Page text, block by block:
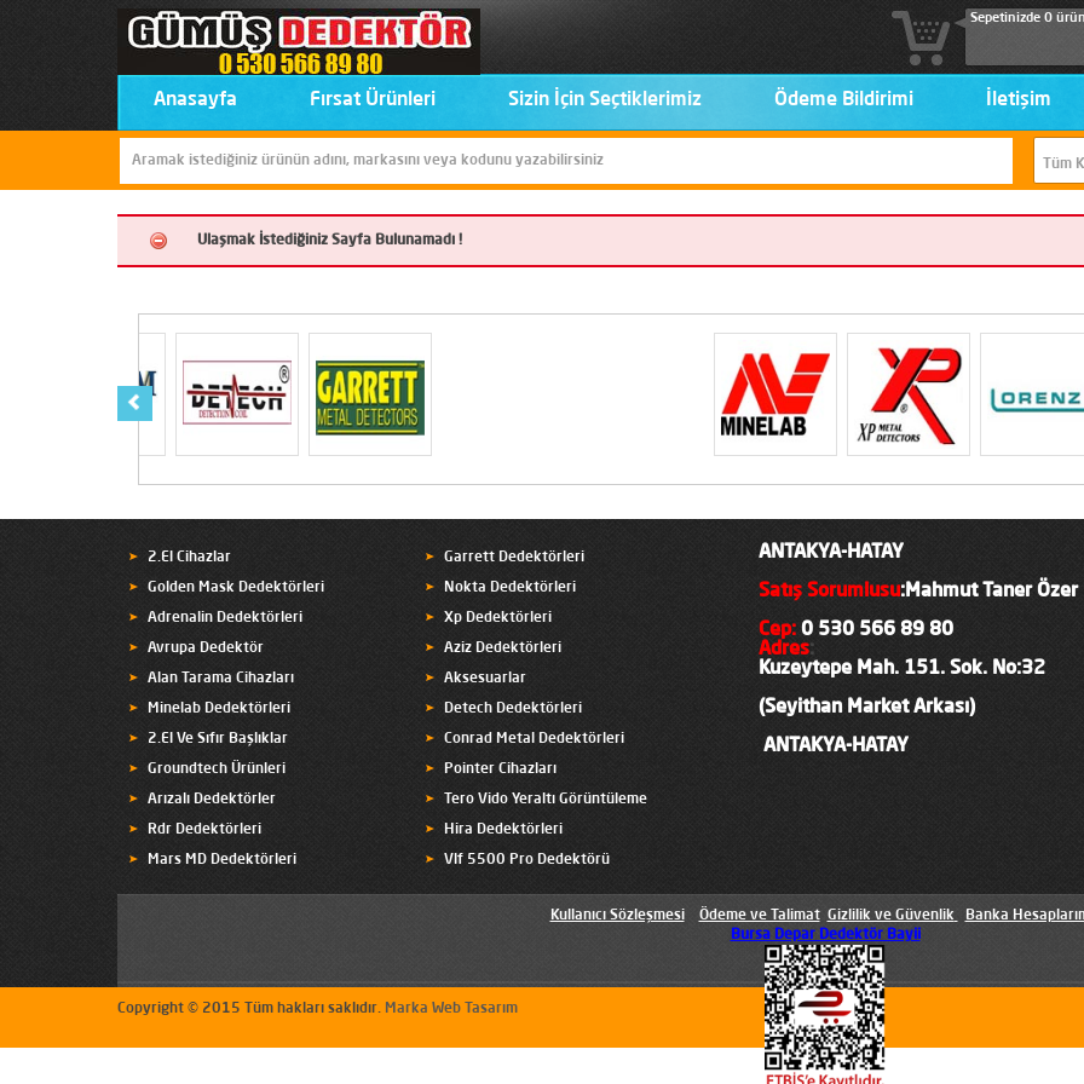
Sepetinizde 0
Anasayfa Fırsat Ürünleri Sizin İçin Seçtiklerimiz Ödeme Bildirimi İletişim
Ulaşmak İstediğiniz Sayfa Bulunamadı !
2.El Cihazlar Garrett Dedektörleri
Golden Mask Dedektörleri Nokta Dedektörleri
Adrenalin Dedektörleri Xp Dedektörleri
Avrupa Dedektör Aziz Dedektörleri
Alan Tarama Cihazları Aksesuarlar
Minelab Dedektörleri Detech Dedektörleri
2.El Ve Sıfır Başlıklar Conrad Metal Dedektörleri
Groundtech Ürünleri Pointer Cihazları
Arızalı Dedektörler Tero Vido Yeraltı Görüntüleme
Rdr Dedektörleri Hira Dedektörleri
Mars MD Dedektörleri Vlf 5500 Pro Dedektörü
ANTAKYA-HATAY
Satış Sorumlusu:Mahmut Taner Özer
Cep: 0 530 566 89 80
Adres:
Kuzeytepe Mah. 151. Sok. No:32
(Seyithan Market Arkası)
ANTAKYA-HATAY
Kullanıcı Sözleşmesi Ödeme ve Talimat Gizlilik ve Güvenlik
Banka
Bursa Depar Dedektör Bayii
Copyright © 2015 Tüm hakları saklıdır. Marka Web Tasarım